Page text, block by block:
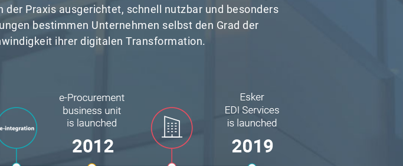
Praxis ausgerichtet, schnell nutzbar und besonders
bestimmen Unternehmen selbst den Grad der
ihrer digitalen Transformation.